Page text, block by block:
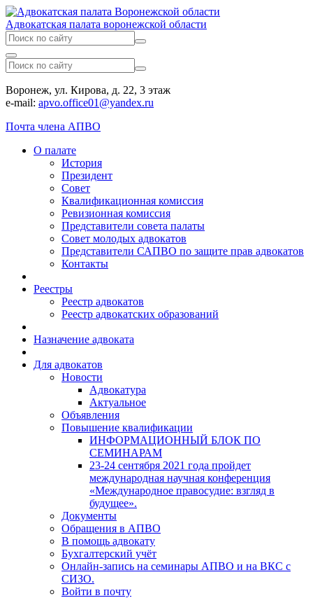
Адвокатская палата воронежской области
Воронеж, ул. Кирова, д. 22, 3 этаж
e-mail: apvo.office01@yandex.ru
Почта члена АПВО
О палате
История
Президент
Совет
Квалификационная комиссия
Ревизионная комиссия
Представители совета палаты
Совет молодых адвокатов
Представители САПВО по защите прав адвокатов
Контакты
Реестры
Реестр адвокатов
Реестр адвокатских образований
Назначение адвоката
Для адвокатов
Новости
Адвокатура
Актуальное
Объявления
Повышение квалификации
ИНФОРМАЦИОННЫЙ БЛОК ПО
СЕМИНАРАМ
23-24 сентября 2021 года пройдет
международная научная конференция
«Международное правосудие: взгляд в
будущее».
Документы
Обращения в АПВО
В помощь адвокату
Бухгалтерский учёт
Онлайн-запись на семинары АПВО и на ВКС с
СИЗО.
Войти в почту